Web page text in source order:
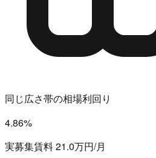
同じ広さ帯の相場利回り
4.86%
実募集賃料 21.0万円/月